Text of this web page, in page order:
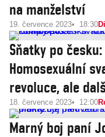
na manželství
19. července 2023 18:30
Sňatky po
Homosexuální
revoluce, ale
18. července 2023 12:00
Marný boj paní